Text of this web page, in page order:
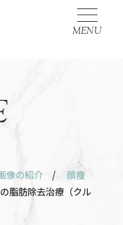
MENU
像の紹介 /
顔痩
肪除去治療（クル